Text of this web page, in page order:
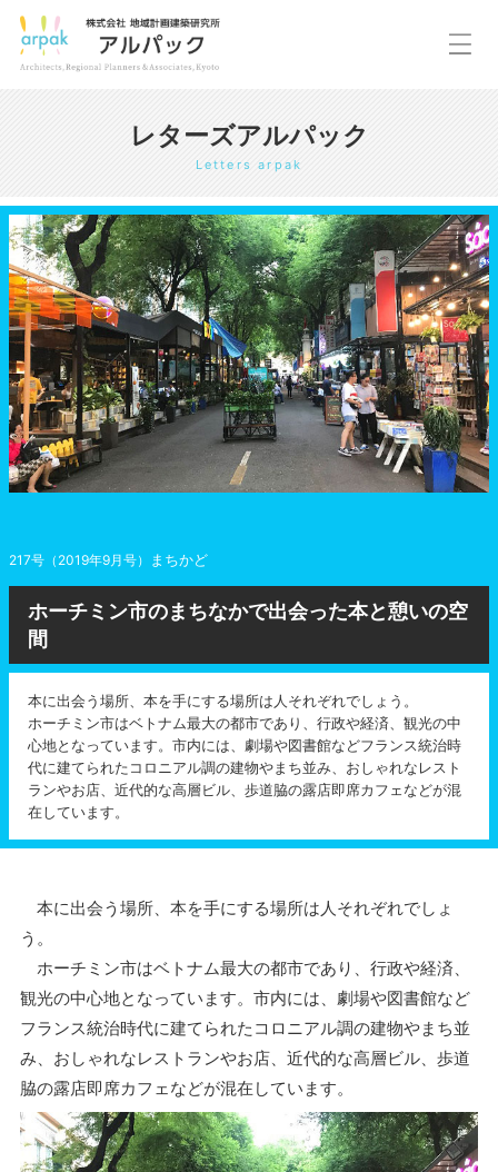
レターズアルパック
Letters arpak
217号（2019年9月号） まちかど
ホーチミン市のまちなかで出会った本と憩いの空
間
本に出会う場所、本を手にする場所は人それぞれでしょう。
ホーチミン市はベトナム最大の都市であり、行政や経済、観光の中
心地となっています。市内には、劇場や図書館などフランス統治時
代に建てられたコロニアル調の建物やまち並み、おしゃれなレスト
ランやお店、近代的な高層ビル、歩道脇の露店即席カフェなどが混
在しています。
本に出会う場所、本を手にする場所は人それぞれでしょ
う。
ホーチミン市はベトナム最大の都市であり、行政や経済、
観光の中心地となっています。市内には、劇場や図書館など
フランス統治時代に建てられたコロニアル調の建物やまち並
み、おしゃれなレストランやお店、近代的な高層ビル、歩道
脇の露店即席カフェなどが混在しています。